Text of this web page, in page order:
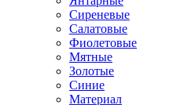
Сиреневые
Салатовые
Фиолетовые
Мятные
Золотые
Синие
Материал